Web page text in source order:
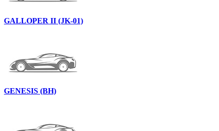
GALLOPER II (JK-01)
GENESIS (BH)